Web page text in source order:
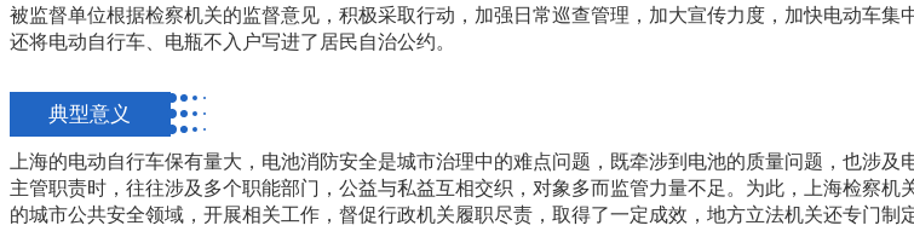
被监督单位根据检察机关的监督意见，积极采取行动，加强日常巡查管理，加大宣传力度，加快电动车
还将电动自行车、电瓶不入户写进了居民自治公约。
典型意义
上海的电动自行车保有量大，电池消防安全是城市治理中的难点问题，既牵涉到电池的质量问题，也涉
主管职责时，往往涉及多个职能部门，公益与私益互相交织，对象多而监管力量不足。为此，上海检察
的城市公共安全领域，开展相关工作，督促行政机关履职尽责，取得了一定成效，地方立法机关还专门制